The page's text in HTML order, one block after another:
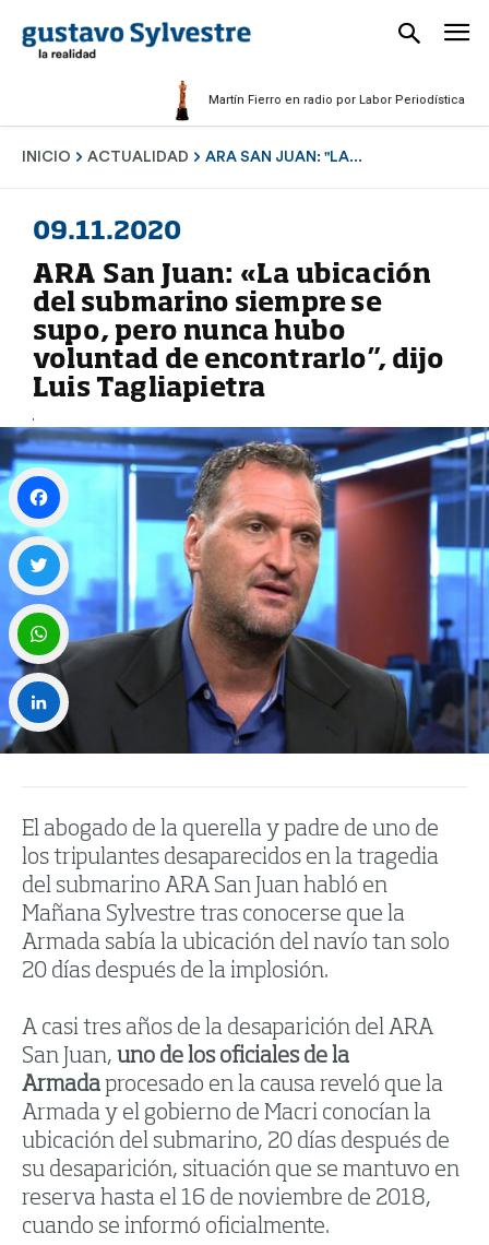
Martín Fierro en radio por Labor Periodística
INICIO ACTUALIDAD ARA SAN JUAN: "LA...
09.11.2020
ARA San Juan: «La ubicación
del submarino siempre se
supo, pero nunca hubo
voluntad de encontrarlo”, dijo
Luis Tagliapietra
El abogado de la querella y padre de uno de
los tripulantes desaparecidos en la tragedia
del submarino ARA San Juan habló en
Mañana Sylvestre tras conocerse que la
Armada sabía la ubicación del navío tan solo
20 días después de la implosión.
A casi tres años de la desaparición del ARA
San Juan, uno de los oficiales de la
Armada procesado en la causa reveló que la
Armada y el gobierno de Macri conocían la
ubicación del submarino, 20 días después de
su desaparición, situación que se mantuvo en
reserva hasta el 16 de noviembre de 2018,
cuando se informó oficialmente.
Facebook
Twitter
WhatsApp
LinkedIn